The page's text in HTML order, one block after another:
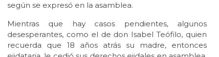
según se expresó en la asamblea.
Mientras que hay casos pendientes, algunos
desesperantes, como el de don Isabel Teófilo, quien
recuerda que 18 años atrás su madre, entonces